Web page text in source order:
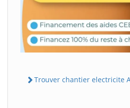
Trouver chantier electricite